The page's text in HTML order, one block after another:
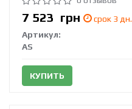
7 523 грн
срок 3 дн.
Артикул:
AS
КУПИТЬ